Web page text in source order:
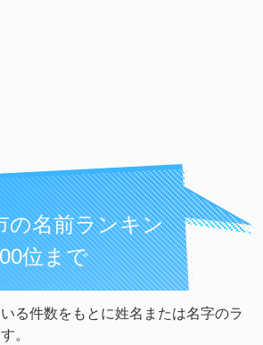
の名前ランキン
位まで
る件数をもとに姓名または名字のラ
。